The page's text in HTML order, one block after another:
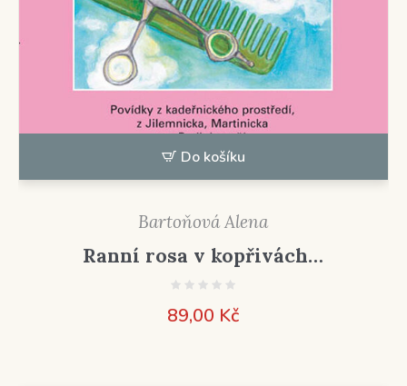
Do košíku
Bartoňová Alena
Ranní rosa v kopřivách…
89,00 Kč